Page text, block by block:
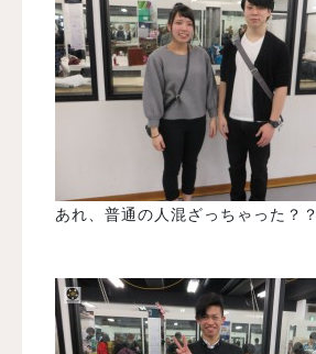
あれ、普通の人混ざっちゃった？？